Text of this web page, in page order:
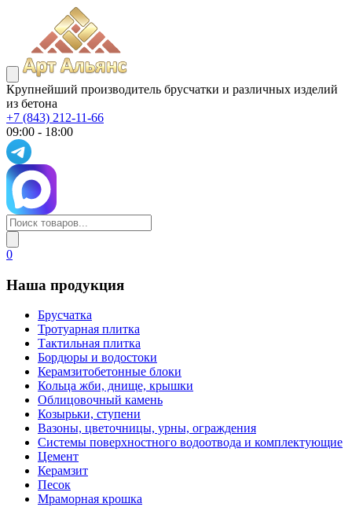
Крупнейший производитель брусчатки и различных изделий
из бетона
+7 (843) 212-11-66
09:00 - 18:00
0
Наша продукция
Брусчатка
Тротуарная плитка
Тактильная плитка
Бордюры и водостоки
Керамзитобетонные блоки
Кольца жби, днище, крышки
Облицовочный камень
Козырьки, ступени
Вазоны, цветочницы, урны, ограждения
Системы поверхностного водоотвода и комплектующие
Цемент
Керамзит
Песок
Мраморная крошка